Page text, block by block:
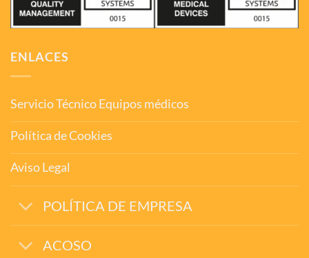
ENLACES
Servicio Técnico Equipos médicos
Política de Cookies
Aviso Legal
POLÍTICA DE EMPRESA
ACOSO